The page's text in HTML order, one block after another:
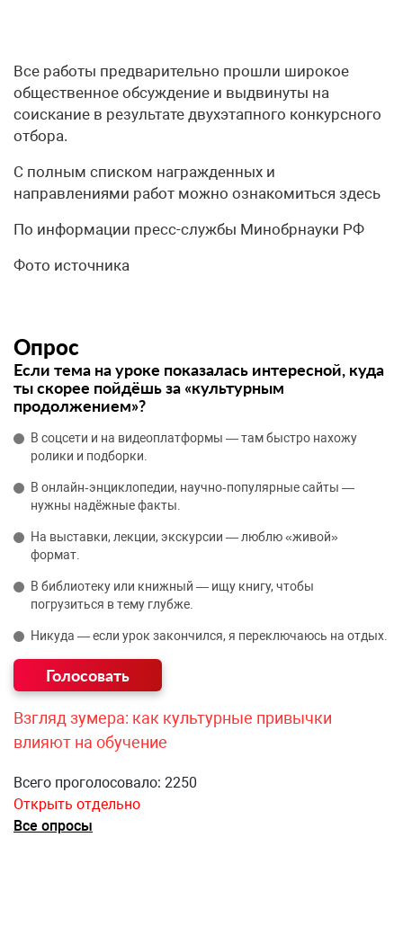
Все работы предварительно прошли широкое
общественное обсуждение и выдвинуты на
соискание в результате двухэтапного конкурсного
отбора.
С полным списком награжденных и
направлениями работ можно ознакомиться здесь
По информации пресс-службы Минобрнауки РФ
Фото источника
Опрос
Если тема на уроке показалась интересной, куда
ты скорее пойдёшь за «культурным
продолжением»?
В соцсети и на видеоплатформы — там быстро нахожу
ролики и подборки.
В онлайн‑энциклопедии, научно‑популярные сайты —
нужны надёжные факты.
На выставки, лекции, экскурсии — люблю «живой»
формат.
В библиотеку или книжный — ищу книгу, чтобы
погрузиться в тему глубже.
Никуда — если урок закончился, я переключаюсь на отдых.
Взгляд зумера: как культурные привычки
влияют на обучение
Всего проголосовало: 2250
Открыть отдельно
Все опросы